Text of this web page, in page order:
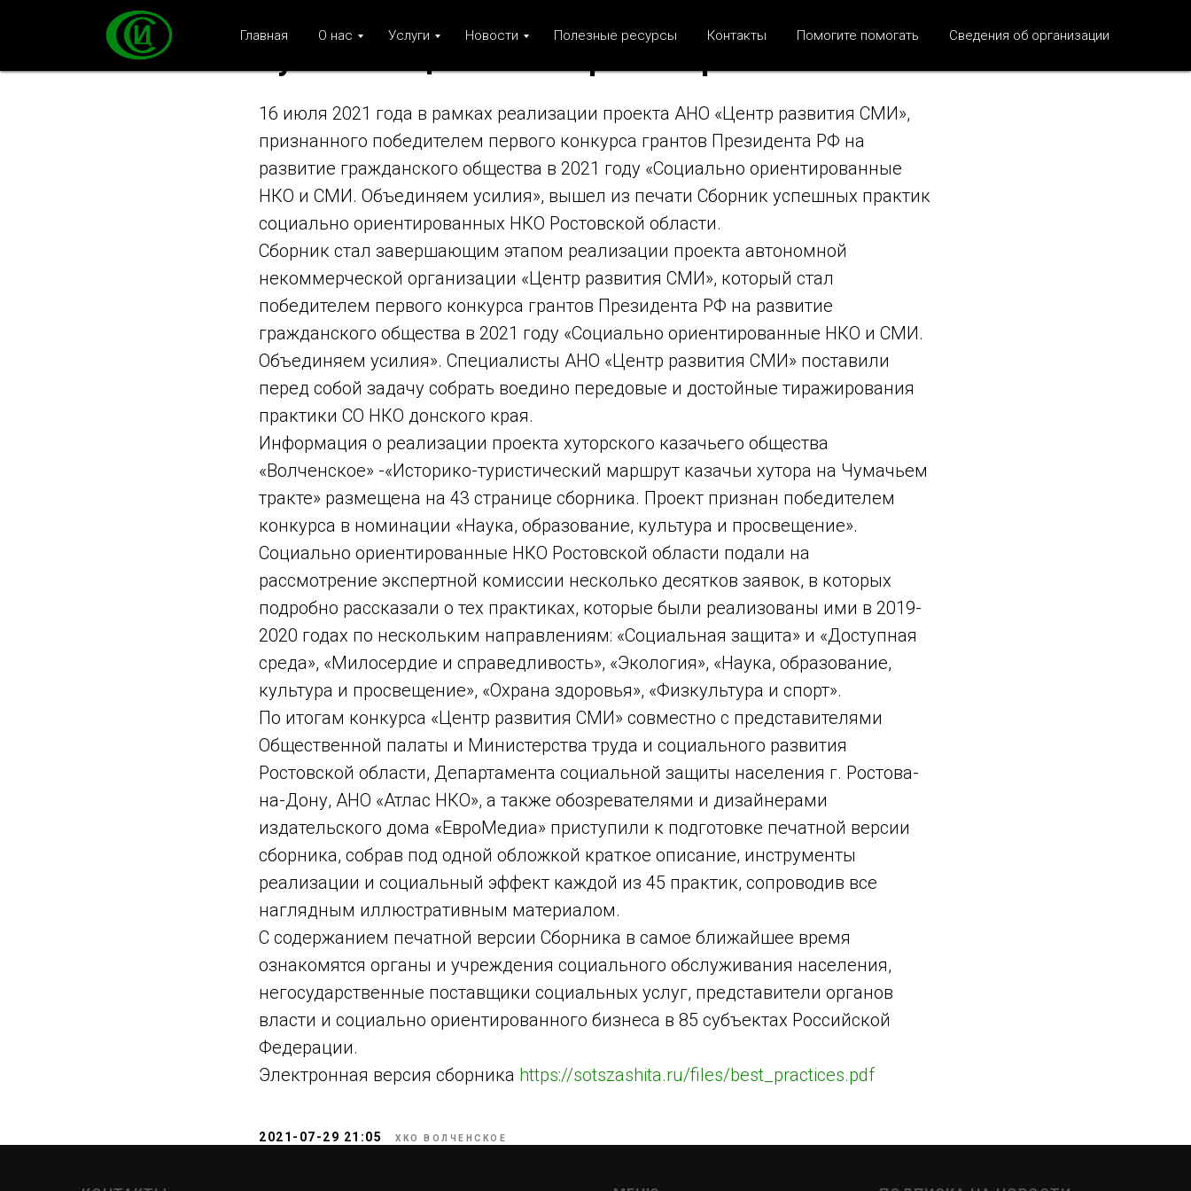
Главная О нас Услуги Новости Полезные ресурсы Контакты Помогите помогать Сведения об организации
16 июля 2021 года в рамках реализации проекта АНО «Центр развития СМИ»,
признанного победителем первого конкурса грантов Президента РФ на
развитие гражданского общества в 2021 году «Социально ориентированные
НКО и СМИ. Объединяем усилия», вышел из печати Сборник успешных практик
социально ориентированных НКО Ростовской области.
Сборник стал завершающим этапом реализации проекта автономной
некоммерческой организации «Центр развития СМИ», который стал
победителем первого конкурса грантов Президента РФ на развитие
гражданского общества в 2021 году «Социально ориентированные НКО и СМИ.
Объединяем усилия». Специалисты АНО «Центр развития СМИ» поставили
перед собой задачу собрать воедино передовые и достойные тиражирования
практики СО НКО донского края.
Информация о реализации проекта хуторского казачьего общества
«Волченское» -«Историко-туристический маршрут казачьи хутора на Чумачьем
тракте» размещена на 43 странице сборника. Проект признан победителем
конкурса в номинации «Наука, образование, культура и просвещение».
Социально ориентированные НКО Ростовской области подали на
рассмотрение экспертной комиссии несколько десятков заявок, в которых
подробно рассказали о тех практиках, которые были реализованы ими в 2019-
2020 годах по нескольким направлениям: «Социальная защита» и «Доступная
среда», «Милосердие и справедливость», «Экология», «Наука, образование,
культура и просвещение», «Охрана здоровья», «Физкультура и спорт».
По итогам конкурса «Центр развития СМИ» совместно с представителями
Общественной палаты и Министерства труда и социального развития
Ростовской области, Департамента социальной защиты населения г. Ростова-
на-Дону, АНО «Атлас НКО», а также обозревателями и дизайнерами
издательского дома «ЕвроМедиа» приступили к подготовке печатной версии
сборника, собрав под одной обложкой краткое описание, инструменты
реализации и социальный эффект каждой из 45 практик, сопроводив все
наглядным иллюстративным материалом.
С содержанием печатной версии Сборника в самое ближайшее время
ознакомятся органы и учреждения социального обслуживания населения,
негосударственные поставщики социальных услуг, представители органов
власти и социально ориентированного бизнеса в 85 субъектах Российской
Федерации.
Электронная версия сборника https://sotszashita.ru/files/best_practices.pdf
2021-07-29 21:05 ХКО ВОЛЧЕНСКОЕ